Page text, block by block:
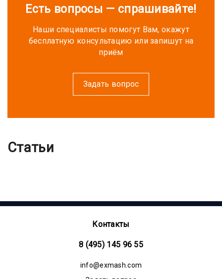
Есть вопросы — спрашивайте!
Наши специалисты помогут Вам, окажут
бесплатную консультацию или запишут на
приём
Задать вопрос
Статьи
Контакты
8 (495) 145 96 55
info@exmash.com